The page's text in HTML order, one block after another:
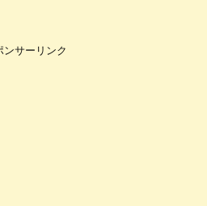
ンサーリンク